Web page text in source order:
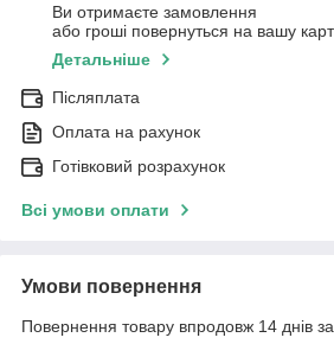
Ви отримаєте замовлення
або гроші повернуться на вашу
Детальніше
Післяплата
Оплата на рахунок
Готівковий розрахунок
Всі умови оплати
Умови повернення
Повернення товару впродовж 14 днів